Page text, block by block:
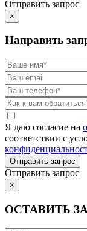
Отправить запрос
×
Направить
Я даю согласие на
соответствии с
Отправить запрос
×
ОСТАВИТЬ